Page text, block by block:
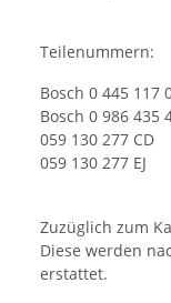
Teilenummern:
Bosch 0 445 117
Bosch 0 986 435
059 130 277 CD
059 130 277 EJ
Zuzüglich zum
Diese werden
erstattet.